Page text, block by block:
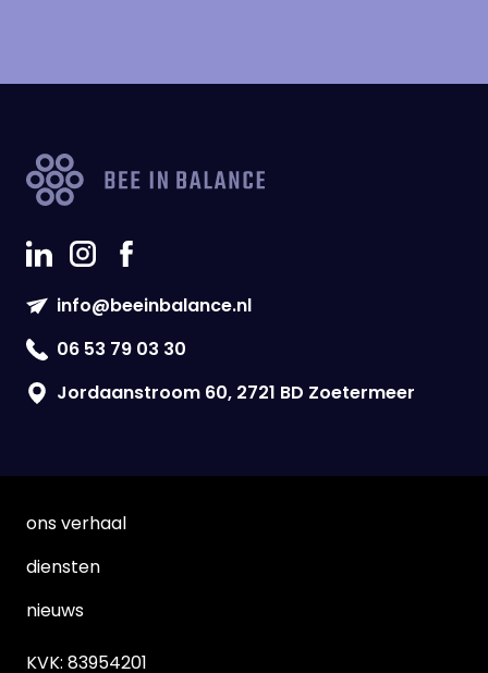
info@beeinbalance.nl
06 53 79 03 30
Jordaanstroom 60, 2721 BD Zoetermeer
KVK: 83954201
ons verhaal
diensten
nieuws